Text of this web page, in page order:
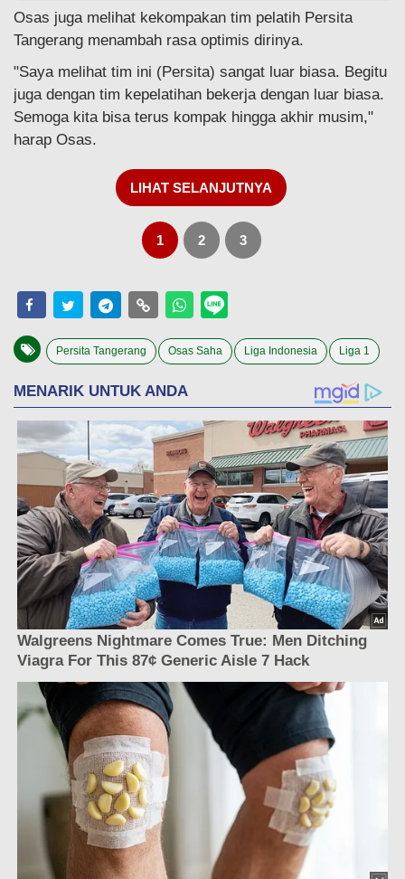
Osas juga melihat kekompakan tim pelatih Persita
Tangerang menambah rasa optimis dirinya.
"Saya melihat tim ini (Persita) sangat luar biasa. Begitu
juga dengan tim kepelatihan bekerja dengan luar biasa.
Semoga kita bisa terus kompak hingga akhir musim,"
harap Osas.
LIHAT SELANJUTNYA
1 2 3
Persita Tangerang Osas Saha Liga Indonesia Liga 1